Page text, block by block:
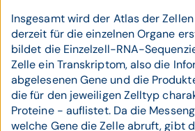
Insgesamt wird der Atlas der
derzeit für die einzelnen Organe
bildet die Einzelzell-RNA-
Zelle ein Transkriptom, also die
abgelesenen Gene und die
die für den jeweiligen Zelltyp
Proteine - auflistet. Da die
welche Gene die Zelle abruft, gibt